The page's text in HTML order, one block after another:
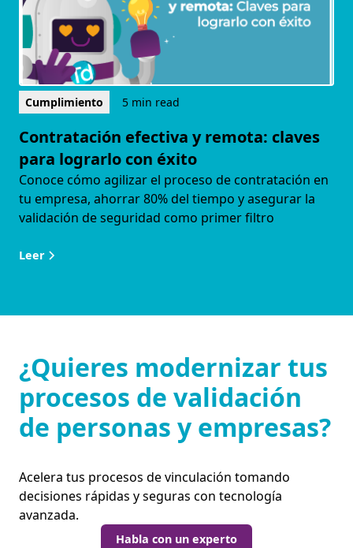
Cumplimiento 5 min read
Contratación efectiva y remota: claves
para lograrlo con éxito
Conoce cómo agilizar el proceso de contratación en
tu empresa, ahorrar 80% del tiempo y asegurar la
validación de seguridad como primer filtro
Leer
¿Quieres modernizar tus
procesos de validación
de personas y empresas?
Acelera tus procesos de vinculación tomando
decisiones rápidas y seguras con tecnología
avanzada.
Habla con un experto